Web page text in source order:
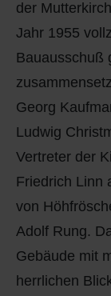
der
Jahr 1955
Bauausschuß
Georg
Ludwig
Vertreter der
Friedrich Linn
von
Adolf Rung.
Gebäude mit
herrlichen